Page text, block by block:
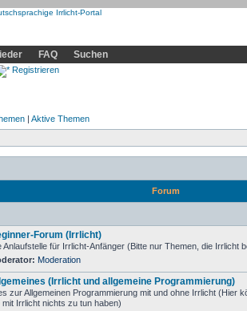
FAQ Suchen
Registrieren
| Aktive Themen
Forum
Forum (Irrlicht)
Anlaufstelle für Irrlicht-Anfänger (Bitte nur Themen, die Irrlicht
Moderation
(Irrlicht und allgemeine Programmierung)
zur Allgemeinen Programmierung mit und ohne Irrlicht (Hier
mit Irrlicht nichts zu tun haben)